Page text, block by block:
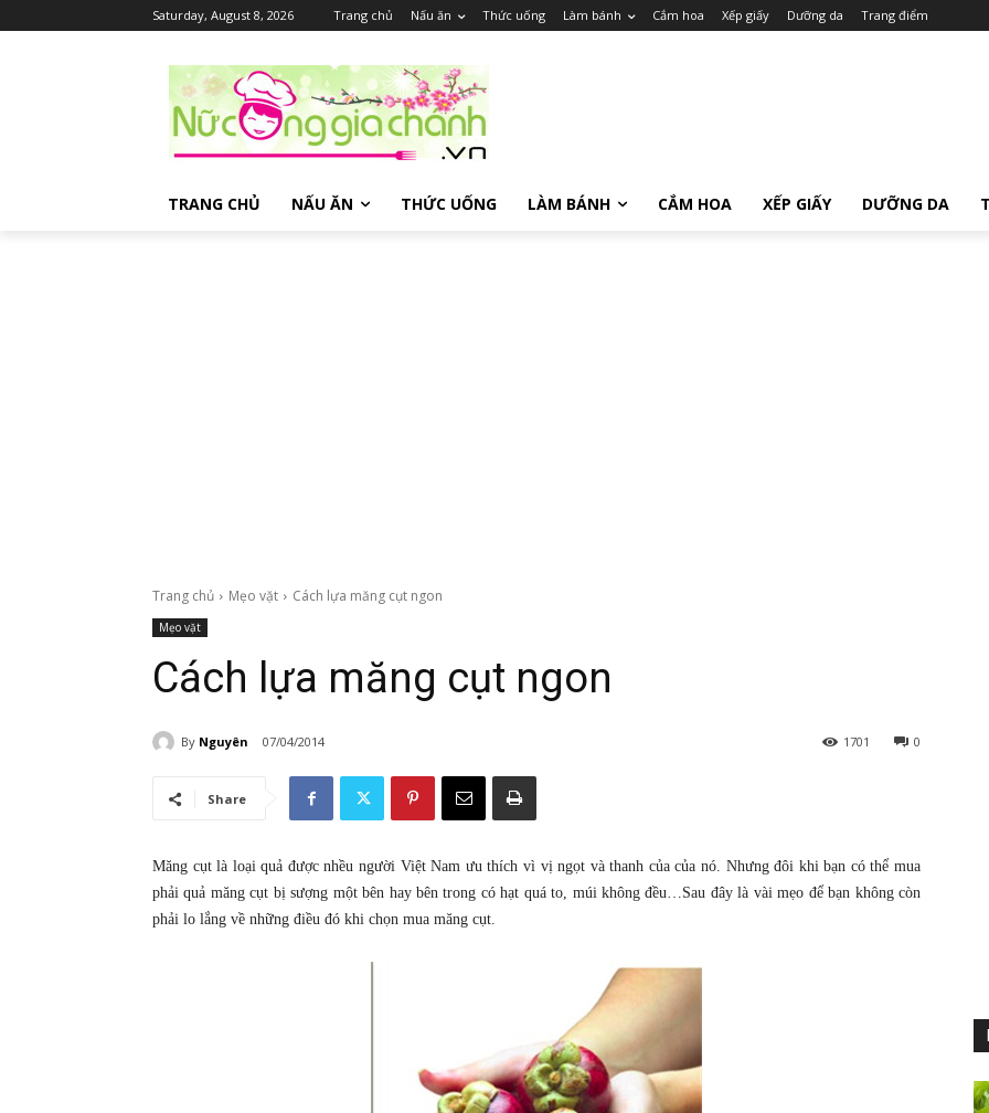
Saturday, August 8, 2026 Trang chủ Nấu ăn Thức uống Làm bánh Cắm hoa Xếp giấy Dưỡng da Trang điểm
TRANG CHỦ NẤU ĂN THỨC UỐNG LÀM BÁNH CẮM HOA XẾP GIẤY DƯỠNG DA
Trang chủ Mẹo vặt Cách lựa măng cụt ngon
Mẹo vặt
Cách lựa măng cụt ngon
By Nguyên 07/04/2014 0
1701
Share
Măng cụt là loại quả được nhều người Việt Nam ưu thích vì vị ngọt và thanh của của nó. Nhưng đôi khi bạn có thể mua
phải quả măng cụt bị sượng một bên hay bên trong có hạt quá to, múi không đều…Sau đây là vài mẹo để bạn không còn
phải lo lắng về những điều đó khi chọn mua măng cụt.